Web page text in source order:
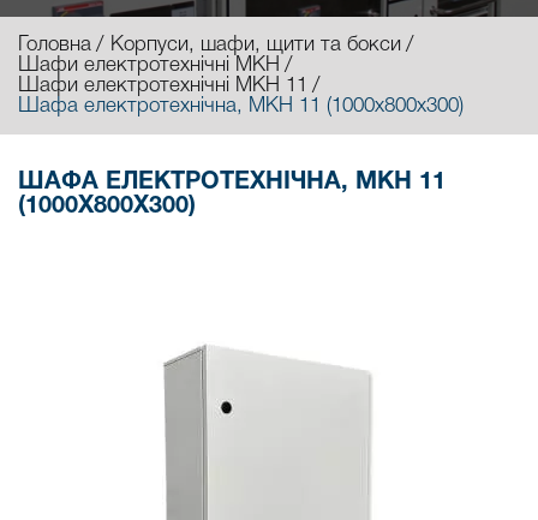
Головна
Корпуси, шафи, щити та бокси
Шафи електротехнічні МКН
Шафи електротехнічні МКН 11
Шафа електротехнічна, МКН 11 (1000х800х300)
ШАФА ЕЛЕКТРОТЕХНІЧНА, МКН 11
(1000Х800Х300)